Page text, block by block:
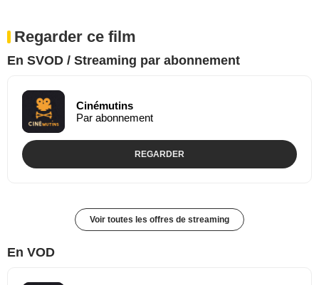
Regarder ce film
En SVOD / Streaming par abonnement
Cinémutins
Par abonnement
REGARDER
Voir toutes les offres de streaming
En VOD